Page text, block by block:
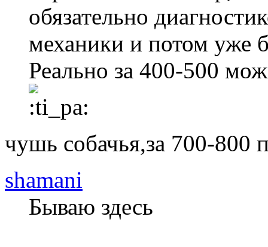
обязательно
механики и потом уже
Реально за 400-500
чушь собачья,за 700-800
shamani
Бываю здесь